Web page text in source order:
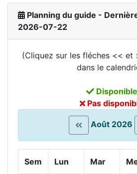
Planning du guide -
2026-07-22
(Cliquez sur les fléches << et
dans le
Disponible
Pas
Août 2026
Sem Lun Mar